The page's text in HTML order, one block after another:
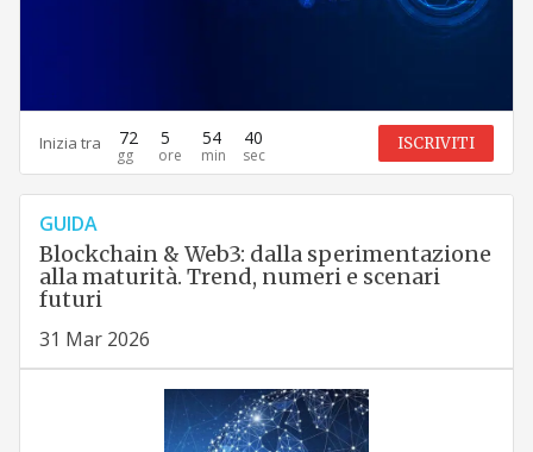
Inizia tra 72 5 54 39 ISCRIVITI
GUIDA
Blockchain & Web3: dalla sperimentazione
alla maturità. Trend, numeri e scenari
futuri
31 Mar 2026